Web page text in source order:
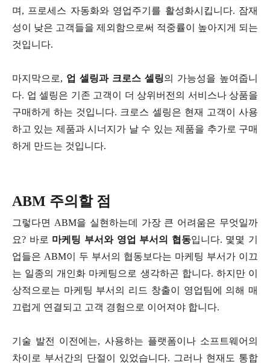
며, 프로세스 자동화와 영업주기를 활성화시킵니다. 잠재
성이 낮은 고객들을 제외함으로써 적중률이 높아지게 되는
것입니다.
마지막으로, 업 셀링과 크로스 셀링의 가능성을 높여줍니
다. 업 셀링은 기존 고객이 더 상위버전의 서비스나 상품을
구매하게 하는 것입니다. 크로스 셀링은 현재 고객이 사용
하고 있는 제품과 시너지가 날 수 있는 제품을 추가로 구매
하게 만드는 것입니다.
ABM 주의할 점
그렇다면 ABM을 실현하는데 가장 큰 어려움은 무엇일까
요? 바로 마케팅 부서와 영업 부서의 협동입니다. 몇몇 기
업들은 ABM이 두 부서의 협동보다는 마케팅 부서가 이끄
는 일종의 개인화 마케팅으로 생각하곤 합니다. 하지만 이
상적으로는 마케팅 부서의 리드 창출이 영업팀에 의해 매
끄럽게 연결되고 고객 경험으로 이어져야 합니다.
기술 발전 이전에는, 사용하는 플랫폼이나 소프트웨어의
차이로 부서간의 단절이 있었습니다. 그러나 현재도 통합